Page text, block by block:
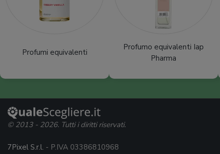
Profumi equivalenti
Profumo equivalenti Iap
Pharma
© 2013 - 2026. Tutti i diritti riservati.
7Pixel S.r.l. - P.IVA 03386810968